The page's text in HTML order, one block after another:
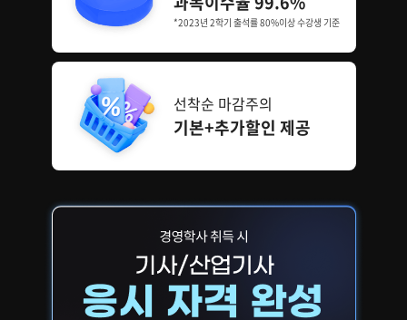
*2023년 2학기 출석률 80%이상 수강생 기준
선착순 마감주의
기본+추가할인 제공